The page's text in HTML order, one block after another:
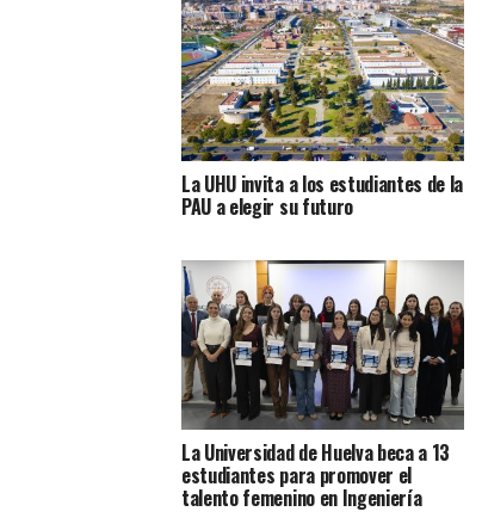
La UHU invita a los estudiantes de la
PAU a elegir su futuro
La Universidad de Huelva beca a 13
estudiantes para promover el
talento femenino en Ingeniería